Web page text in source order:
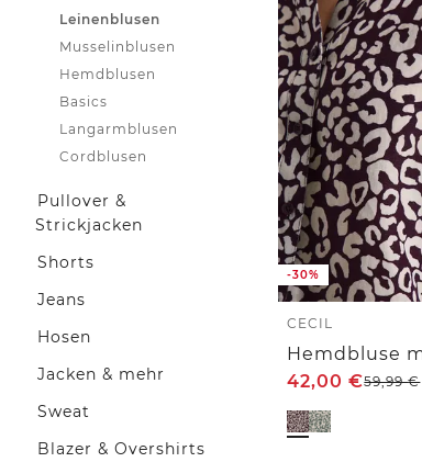
Leinenblusen
Musselinblusen
Hemdblusen
Basics
Langarmblusen
Cordblusen
Pullover &
Strickjacken
Shorts
Jeans
Hosen
Jacken & mehr
Sweat
Blazer & Overshirts
-30%
CECIL
42,00€59,99€